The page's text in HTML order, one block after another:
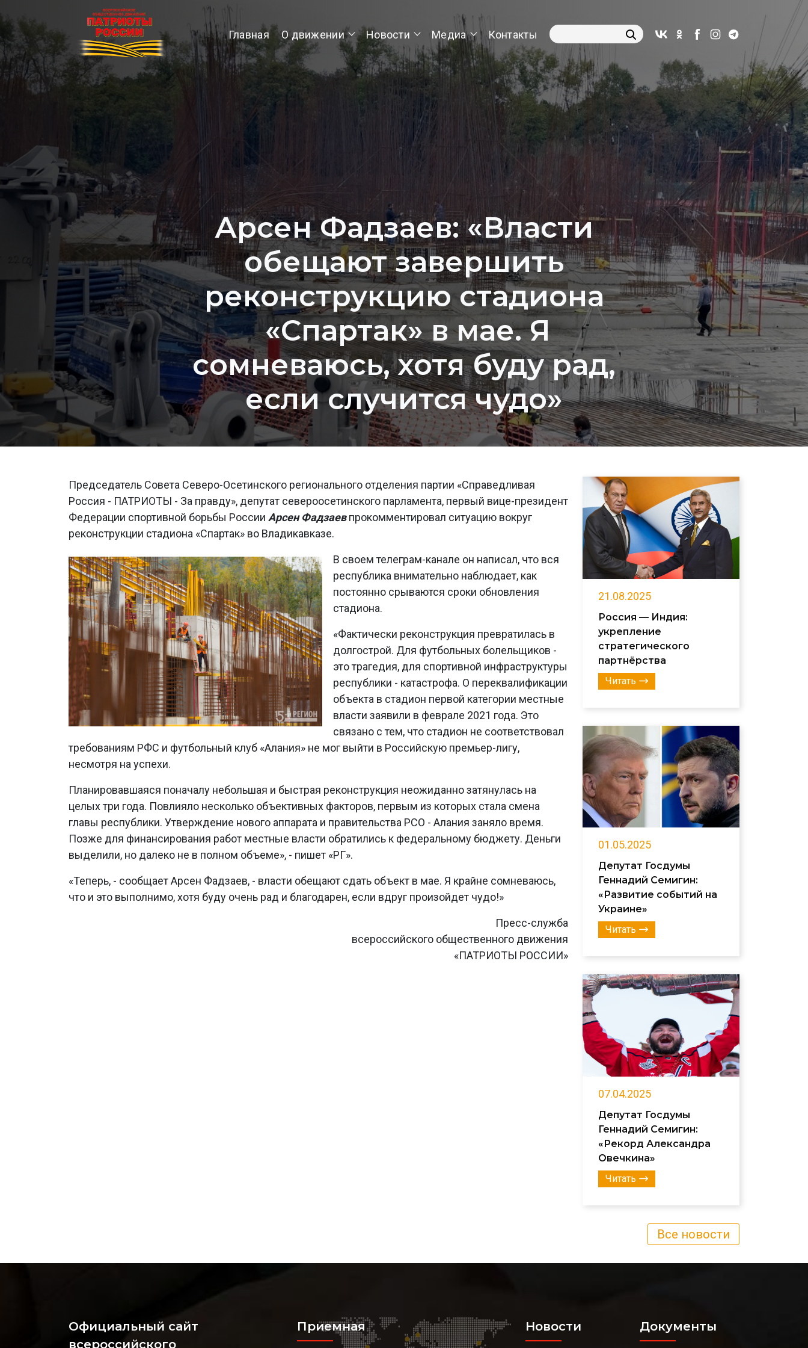
Главная О движении Новости Медиа Контакты
Арсен Фадзаев: «Власти
обещают завершить
реконструкцию стадиона
«Спартак» в мае. Я
сомневаюсь, хотя буду рад,
если случится чудо»
Председатель Совета Северо-Осетинского регионального отделения партии «Справедливая
Россия - ПАТРИОТЫ - За правду», депутат североосетинского парламента, первый вице-президент
Федерации спортивной борьбы России Арсен Фадзаевпрокомментировал ситуацию вокруг
реконструкции стадиона «Спартак» во Владикавказе.
В своем телеграм-канале он написал, что вся
республика внимательно наблюдает, как
постоянно срываются сроки обновления
стадиона.
«Фактически реконструкция превратилась в
долгострой. Для футбольных болельщиков -
это трагедия, для спортивной инфраструктуры
республики - катастрофа. О переквалификации
объекта в стадион первой категории местные
власти заявили в феврале 2021 года. Это
связано с тем, что стадион не соответствовал
требованиям РФС и футбольный клуб «Алания» не мог выйти в Российскую премьер-лигу,
несмотря на успехи.
Планировавшаяся поначалу небольшая и быстрая реконструкция неожиданно затянулась на
целых три года. Повлияло несколько объективных факторов, первым из которых стала смена
главы республики. Утверждение нового аппарата и правительства РСО - Алания заняло время.
Позже для финансирования работ местные власти обратились к федеральному бюджету. Деньги
выделили, но далеко не в полном объеме», - пишет «РГ».
«Теперь, - сообщает Арсен Фадзаев, - власти обещают сдать объект в мае. Я крайне сомневаюсь,
что и это выполнимо, хотя буду очень рад и благодарен, если вдруг произойдет чудо!»
Пресс-служба
всероссийского общественного движения
«ПАТРИОТЫ РОССИИ»
21.08.2025
Россия — Индия:
укрепление
стратегического
партнёрства
Читать
01.05.2025
Депутат Госдумы
Геннадий Семигин:
«Развитие событий на
Украине»
Читать
07.04.2025
Депутат Госдумы
Геннадий Семигин:
«Рекорд Александра
Овечкина»
Читать
Все новости
Официальный сайт
всероссийского
Приемная Новости Документы